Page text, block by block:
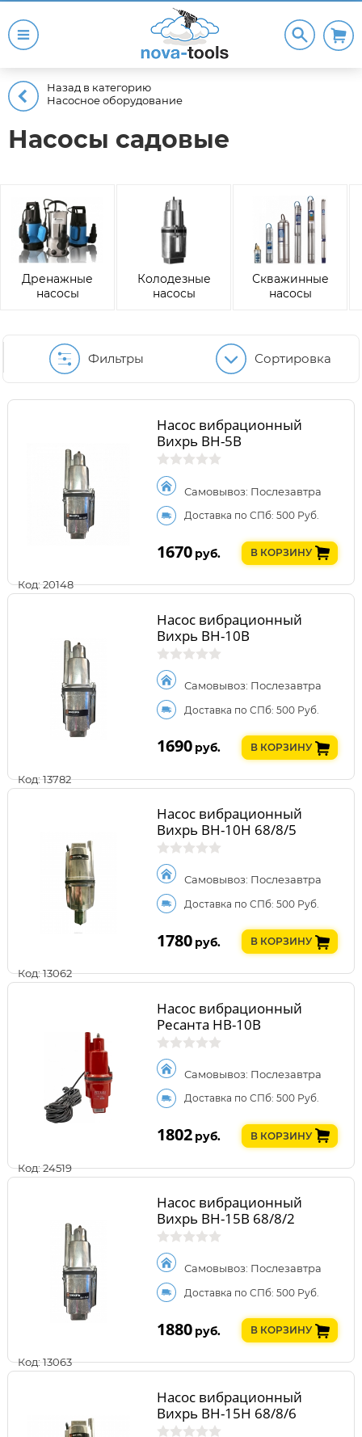
Назад в категорию
Насосное оборудование
Насосы садовые
Дренажные
насосы
Колодезные
насосы
Скважинные
насосы
Фильтры Сортировка
Код: 20148
Насос вибрационный
Вихрь ВН-5В
Самовывоз: Послезавтра
Доставка по СПб: 500 Руб.
1670 руб. В КОРЗИНУ
Код: 13782
Насос вибрационный
Вихрь ВН-10В
Самовывоз: Послезавтра
Доставка по СПб: 500 Руб.
1690 руб. В КОРЗИНУ
Код: 13062
Насос вибрационный
Вихрь ВН-10Н 68/8/5
Самовывоз: Послезавтра
Доставка по СПб: 500 Руб.
1780 руб. В КОРЗИНУ
Код: 24519
Насос вибрационный
Ресанта НВ-10В
Самовывоз: Послезавтра
Доставка по СПб: 500 Руб.
1802 руб. В КОРЗИНУ
Код: 13063
Насос вибрационный
Вихрь ВН-15В 68/8/2
Самовывоз: Послезавтра
Доставка по СПб: 500 Руб.
1880 руб. В КОРЗИНУ
Насос вибрационный
Вихрь ВН-15Н 68/8/6